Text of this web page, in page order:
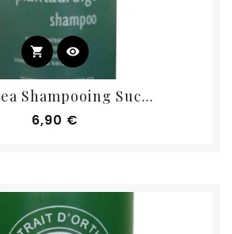
shopping_cart visibility
Shampooing Suc...
6,90 €